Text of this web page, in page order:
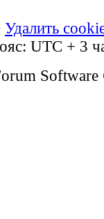
Удалить
UTC + 3